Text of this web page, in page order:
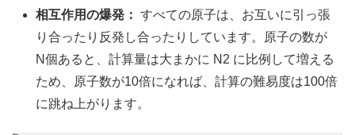
相互作用の爆発： すべての原子は、お互いに引っ張
り合ったり反発し合ったりしています。原子の数が
N個あると、計算量は大まかに N2 に比例して増える
ため、原子数が10倍になれば、計算の難易度は100倍
に跳ね上がります。